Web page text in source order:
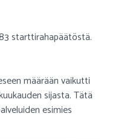
starttirahapäätöstä.
määrään vaikutti
sijasta. Tätä
esimies